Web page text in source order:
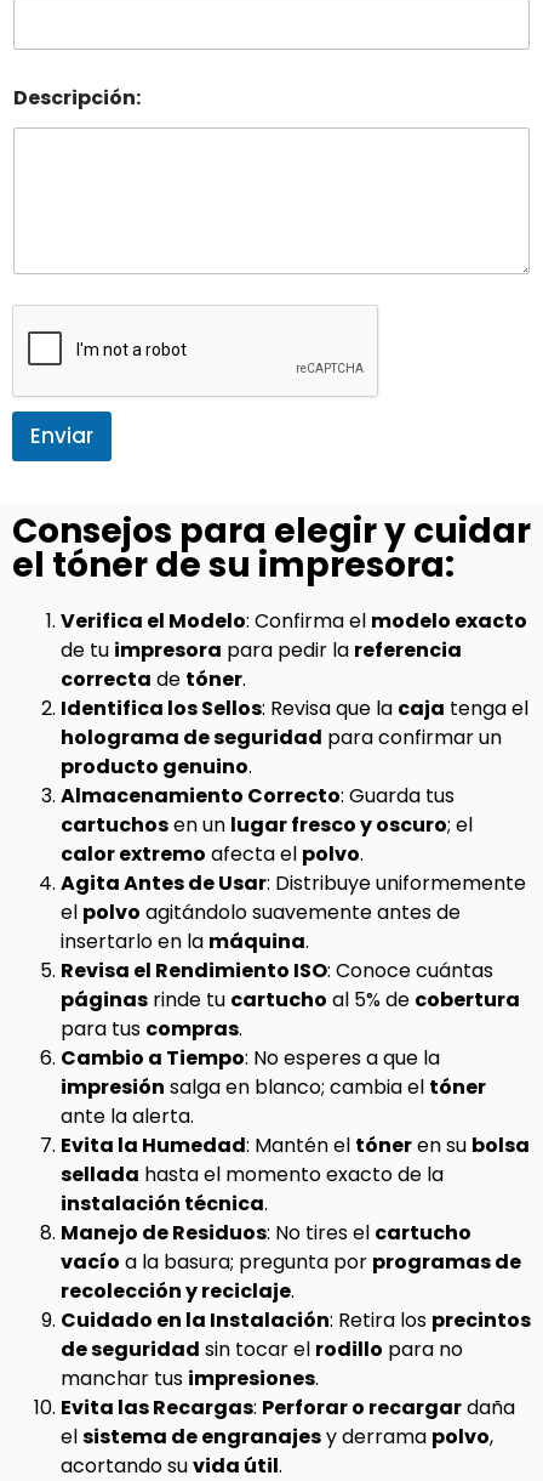
Descripción:
Enviar
Consejos para elegir y cuidar
el tóner de su impresora:
Verifica el Modelo: Confirma el modelo exacto
de tu impresora para pedir la referencia
correcta de tóner.
Identifica los Sellos: Revisa que la caja tenga el
holograma de seguridad para confirmar un
producto genuino.
Almacenamiento Correcto: Guarda tus
cartuchosen un lugar fresco y oscuro; el
calor extremo afecta el polvo.
Agita Antes de Usar: Distribuye uniformemente
el polvo agitándolo suavemente antes de
insertarlo en la máquina.
Revisa el Rendimiento ISO: Conoce cuántas
páginas rinde tu cartucho al 5% de cobertura
para tus compras.
Cambio a Tiempo: No esperes a que la
impresión salga en blanco; cambia el tóner
ante la alerta.
Evita la Humedad: Mantén el tóneren su bolsa
sellada hasta el momento exacto de la
instalación técnica.
Manejo de Residuos: No tires el cartucho
vacío a la basura; pregunta por programas de
recolección y reciclaje.
Cuidado en la Instalación: Retira los precintos
de seguridad sin tocar el rodillo para no
manchar tus impresiones.
Evita las Recargas: Perforar o recargardaña
elsistema de engranajesy derrama polvo,
acortando suvida útil.